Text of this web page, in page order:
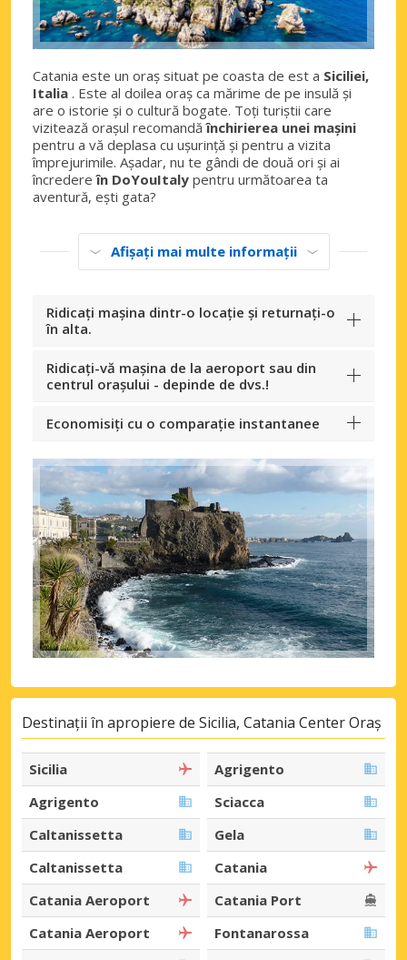
Catania este un oraș situat pe coasta de est a Siciliei,
Italia . Este al doilea oraș ca mărime de pe insulă și
are o istorie și o cultură bogate. Toți turiștii care
vizitează orașul recomandăînchirierea unei mașini
pentru a vă deplasa cu ușurință și pentru a vizita
împrejurimile. Așadar, nu te gândi de două ori și ai
încredereîn DoYouItaly pentru următoarea ta
aventură, ești gata?
Afișați mai multe informații
Ridicați mașina dintr-o locație și returnați-o
în alta.
Ridicați-vă mașina de la aeroport sau din
centrul orașului - depinde de dvs.!
Economisiți cu o comparație instantanee
Destinații în apropiere de Sicilia, Catania Center Oraș
Sicilia
Agrigento
Agrigento
Sciacca
Caltanissetta
Gela
Caltanissetta
Catania
Catania Aeroport
Catania Port
Catania Aeroport
Fontanarossa